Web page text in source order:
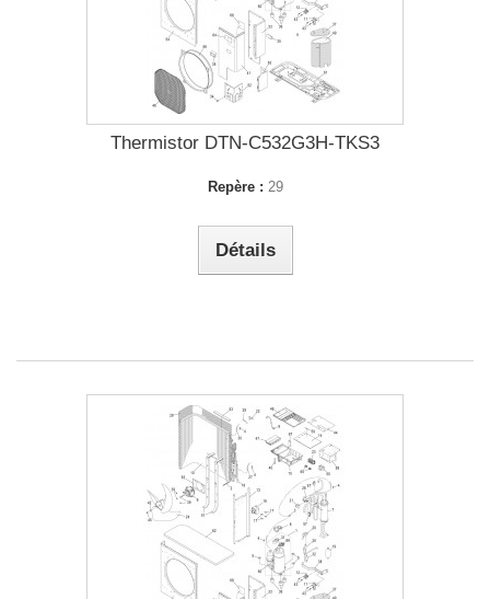
Thermistor DTN-C532G3H-TKS3
Repère : 29
Détails